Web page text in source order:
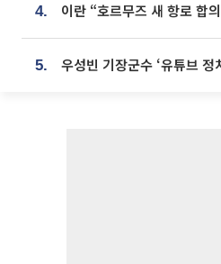
4.
5.